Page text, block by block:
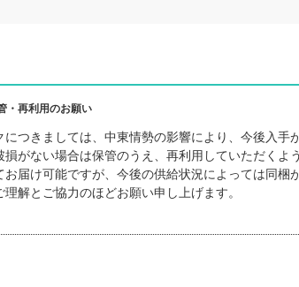
・再利用のお願い
つきましては、中東情勢の影響により、今後入手
がない場合は保管のうえ、再利用していただくよ
届け可能ですが、今後の供給状況によっては同梱
解とご協力のほどお願い申し上げます。